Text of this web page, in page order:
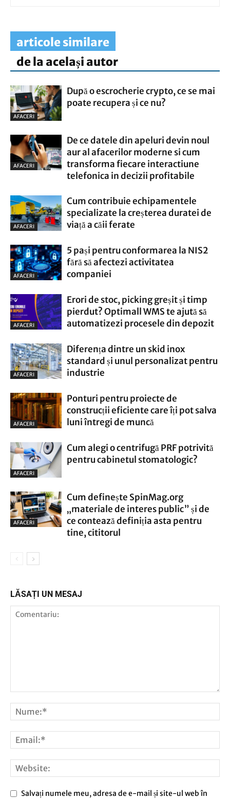
articole similare
de la același autor
AFACERI
După o escrocherie crypto, ce se mai
poate recupera și ce nu?
AFACERI
De ce datele din apeluri devin noul
aur al afacerilor moderne si cum
transforma fiecare interactiune
telefonica in decizii profitabile
AFACERI
Cum contribuie echipamentele
specializate la creșterea duratei de
viață a căii ferate
AFACERI
5 pași pentru conformarea la NIS2
fără să afectezi activitatea
companiei
AFACERI
Erori de stoc, picking greșit și timp
pierdut? Optimall WMS te ajută să
automatizezi procesele din depozit
AFACERI
Diferența dintre un skid inox
standard și unul personalizat pentru
industrie
AFACERI
Ponturi pentru proiecte de
construcții eficiente care îți pot salva
luni întregi de muncă
AFACERI
Cum alegi o centrifugă PRF potrivită
pentru cabinetul stomatologic?
AFACERI
Cum definește SpinMag.org
„materiale de interes public” și de
ce contează definiția asta pentru
tine, cititorul
LĂSAȚI UN MESAJ
Salvați numele meu, adresa de e-mail și site-ul web în